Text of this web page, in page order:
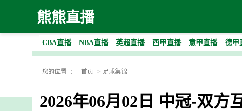
熊熊直播
CBA直播 NBA直播 英超直播 西甲直播 意甲直播 德甲
您的位置 ： 首页 > 足球集锦
2026年06月02日 中冠-双方